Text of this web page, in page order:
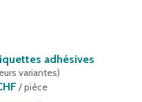
adhésives
variantes)
/ pièce